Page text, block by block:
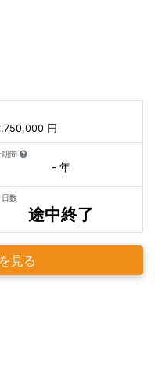
円
期間
- 年
日数
途中終了
見る